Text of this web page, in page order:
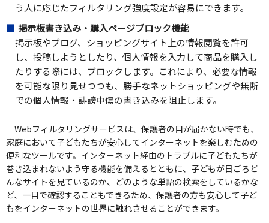
う人に応じたフィルタリング強度設定が容易にできます。
掲示板書き込み・購入ページブロック機能
掲示板やブログ、ショッピングサイト上の情報閲覧を許可
し、投稿しようとしたり、個人情報を入力して商品を購入し
たりする際には、ブロックします。これにより、必要な情報
を可能な限り見せつつも、勝手なネットショッピングや無断
での個人情報・誹謗中傷の書き込みを阻止します。
Webフィルタリングサービスは、保護者の目が届かない時でも、
家庭において子どもたちが安心してインターネットを楽しむための
便利なツールです。インターネット経由のトラブルに子どもたちが
巻き込まれないよう守る機能を備えるとともに、子どもが日ごろど
んなサイトを見ているのか、どのような単語の検索をしているかな
ど、一目で確認することもできるため、保護者の方も安心して子ど
もをインターネットの世界に触れさせることができます。